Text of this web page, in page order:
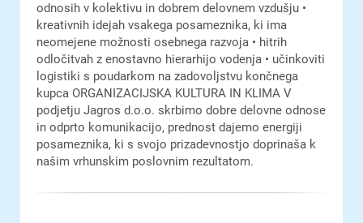
odnosih v kolektivu in dobrem delovnem vzdušju •
kreativnih idejah vsakega posameznika, ki ima
neomejene možnosti osebnega razvoja • hitrih
odločitvah z enostavno hierarhijo vodenja • učinkoviti
logistiki s poudarkom na zadovoljstvu končnega
kupca ORGANIZACIJSKA KULTURA IN KLIMA V
podjetju Jagros d.o.o. skrbimo dobre delovne odnose
in odprto komunikacijo, prednost dajemo energiji
posameznika, ki s svojo prizadevnostjo doprinaša k
našim vrhunskim poslovnim rezultatom.